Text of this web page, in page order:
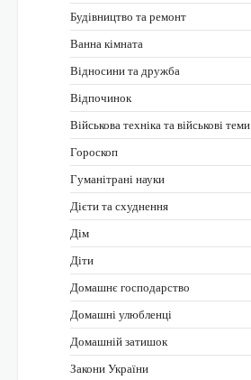
Будівництво та ремонт
Ванна кімната
Відносини та дружба
Відпочинок
Військова техніка та військові теми
Гороскоп
Гуманітрані науки
Дієти та схуднення
Дім
Діти
Домашнє господарство
Домашні улюбленці
Домашній затишок
Закони України